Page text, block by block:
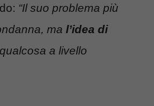
“Il suo problema più
ma l’idea di
a livello